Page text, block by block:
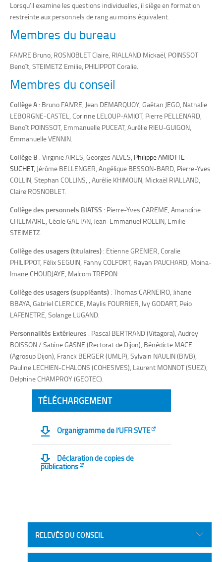
Lorsqu’il examine les questions individuelles, il siège en formation
restreinte aux personnels de rang au moins équivalent.
Membres du bureau
FAIVRE Bruno, ROSNOBLET Claire, RIALLAND Mickaël, POINSSOT
Benoît, STEIMETZ Emilie, PHILIPPOT Coralie.
Membres du conseil
Collège A : Bruno FAIVRE, Jean DEMARQUOY, Gaëtan JEGO, Nathalie
LEBORGNE-CASTEL, Corinne LELOUP-AMIOT, Pierre PELLENARD,
Benoît POINSSOT, Emmanuelle PUCEAT, Aurélie RIEU-GUIGON,
Emmanuelle VENNIN.
Collège B : Virginie AIRES, Georges ALVES, Philippe AMIOTTE-
SUCHET, Jérôme BELLENGER, Angélique BESSON-BARD, Pierre-Yves
COLLIN, Stephan COLLINS, , Aurélie KHIMOUN, Mickaël RIALLAND,
Claire ROSNOBLET.
Collège des personnels BIATSS : Pierre-Yves CAREME, Amandine
CHLEMAIRE, Cécile GAETAN, Jean-Emmanuel ROLLIN, Emilie
STEIMETZ.
Collège des usagers (titulaires) : Etienne GRENIER, Coralie
PHILIPPOT, Félix SEGUIN, Fanny COLFORT, Rayan PAUCHARD, Moina-
Imane CHOUDJAYE, Malcom TREPON.
Collège des usagers (suppléants) : Thomas CARNEIRO, Jihane
BBAYA, Gabriel CLERCICE, Maylis FOURRIER, Ivy GODART, Peio
LAFENETRE, Solange LUGAND.
Personnalités Extérieures : Pascal BERTRAND (Vitagora), Audrey
BOISSON / Sabine GASNE (Rectorat de Dijon), Bénédicte MACE
(Agrosup Dijon), Franck BERGER (UMLP), Sylvain NAULIN (BIVB),
Pauline LECHIEN-CHALONS (COHESIVES), Laurent MONNOT (SUEZ),
Delphine CHAMPROY (GEOTEC).
TÉLÉCHARGEMENT
Organigramme de l’UFR SVTE
Déclaration de copies de
publications
RELEVÉS DU CONSEIL